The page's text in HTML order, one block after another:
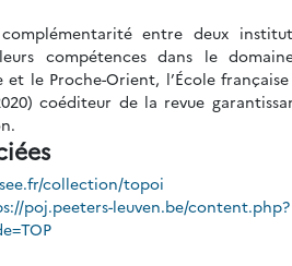
entre deux
compétences dans le
le Proche-Orient, l’École
coéditeur de la revue
collection/topoi
poj.peeters-leuven.be/content.php?